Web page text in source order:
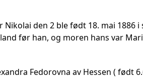
den 2 ble født 18. mai 1886
før han, og moren hans var
Fedorovna av Hessen ( født